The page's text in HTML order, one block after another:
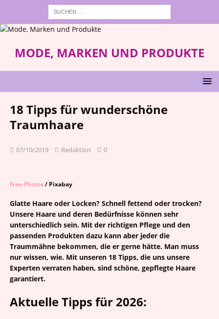
MODE, MARKEN UND PRODUKTE
18 Tipps für wunderschöne
Traumhaare
07/10/2019 Redaktion 0
Free-Photos/ Pixabay
Glatte Haare oder Locken? Schnell fettend oder trocken?
Unsere Haare und deren Bedürfnisse können sehr
unterschiedlich sein. Mit der richtigen Pflege und den
passenden Produkten dazu kann aber jeder die
Traummähne bekommen, die er gerne hätte. Man muss
nur wissen, wie. Mit unseren 18 Tipps, die uns unsere
Experten verraten haben, sind schöne, gepflegte Haare
garantiert.
Aktuelle Tipps für 2026: